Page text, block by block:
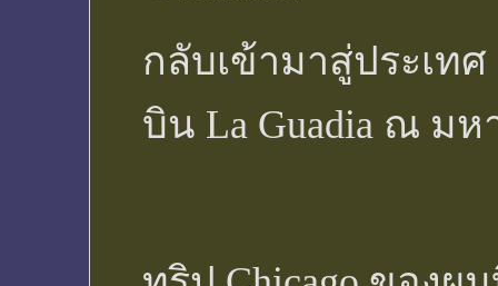
กลับเข้ามาสู่ประเท
บิน La Guadia ณ ม